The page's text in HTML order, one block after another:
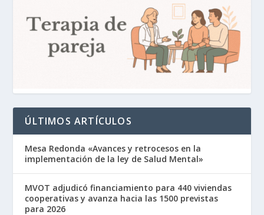
ÚLTIMOS ARTÍCULOS
Mesa Redonda «Avances y retrocesos en la
implementación de la ley de Salud Mental»
MVOT adjudicó financiamiento para 440 viviendas
cooperativas y avanza hacia las 1500 previstas
para 2026